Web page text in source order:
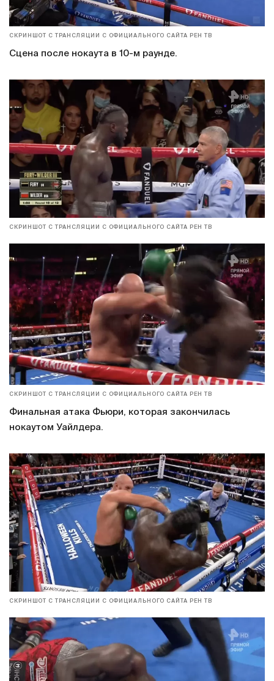
СКРИНШОТ С ТРАНСЛЯЦИИ С ОФИЦИАЛЬНОГО САЙТА РЕН ТВ
Сцена после нокаута в 10-м раунде.
СКРИНШОТ С ТРАНСЛЯЦИИ С ОФИЦИАЛЬНОГО САЙТА РЕН ТВ
СКРИНШОТ С ТРАНСЛЯЦИИ С ОФИЦИАЛЬНОГО САЙТА РЕН ТВ
Финальная атака Фьюри, которая закончилась
нокаутом Уайлдера.
СКРИНШОТ С ТРАНСЛЯЦИИ С ОФИЦИАЛЬНОГО САЙТА РЕН ТВ